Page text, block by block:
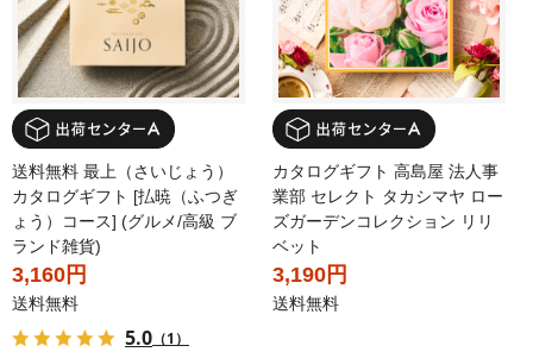
送料無料 最上（さいじょう）
カタログギフト [払暁（ふつぎ
ょう）コース] (グルメ/高級 ブ
ランド雑貨)
3,160円
送料無料
5.0 （1）
カタログギフト 高島屋 法人事
業部 セレクト タカシマヤ ロー
ズガーデンコレクション リリ
ベット
3,190円
送料無料